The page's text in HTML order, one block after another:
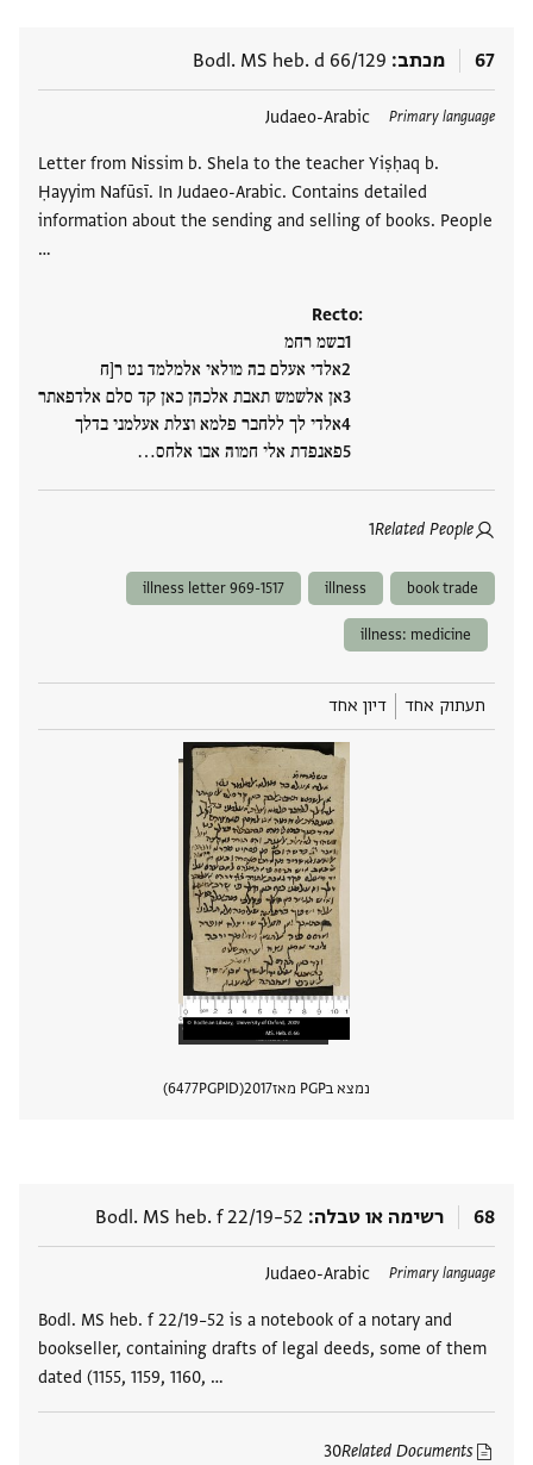
67 מכתב Bodl. MS heb. d 66/129
Primary language
Judaeo-Arabic
Letter from Nissim b. Shela to the teacher Yiṣḥaq b.
Ḥayyim Nafūsī. In Judaeo-Arabic. Contains detailed
information about the sending and selling of books. People
…
Recto:
בשמ רחמ
אלדי אעלם בה מולאי אלמלמד נט ר[ח
אן אלשמש תאבת אלכהן כאן קד סלם אלדפאתר
אלדי לך ללחבר פלמא וצלת אעלמני בדלך
פאנפדת אלי חמוה אבו אלחס‮…
Related People
1
תגים
book trade
illness
illness letter 969-1517
illness: medicine
תעתוק אחד דיון אחד
נמצא בPGP מאז 2017
PGPID
6477
68 רשימה או טבלה Bodl. MS heb. f 22/19–52
Primary language
Judaeo-Arabic
Bodl. MS heb. f 22/19–52 is a notebook of a notary and
bookseller, containing drafts of legal deeds, some of them
dated (1155, 1159, 1160, …
Related Documents
30
תגים